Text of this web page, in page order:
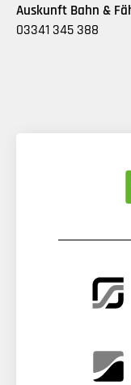
Auskunft Bahn &
03341 345 388